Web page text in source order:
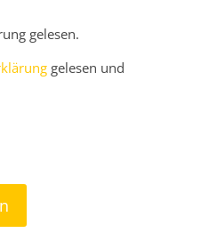
gelesen.
gelesen und